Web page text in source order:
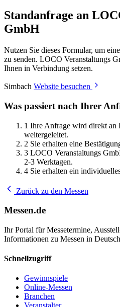
Standanfrage an
GmbH
Nutzen Sie dieses Formular, um
zu senden. LOCO Veranstaltungs
Ihnen in Verbindung setzen.
Simbach Website besuchen
Was passiert nach Ihrer
1 Ihre Anfrage wird direkt an
weitergeleitet.
2 Sie erhalten eine
3 LOCO Veranstaltungs
2-3 Werktagen.
4 Sie erhalten ein
Zurück zu den Messen
Messen.de
Ihr Portal für Messetermine,
Informationen zu Messen in
Schnellzugriff
Gewinnspiele
Online-Messen
Branchen